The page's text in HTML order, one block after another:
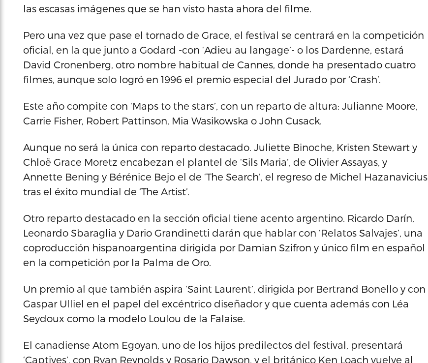
las escasas imágenes que se han visto hasta ahora del filme.
Pero una vez que pase el tornado de Grace, el festival se centrará en la competición
oficial, en la que junto a Godard -con ‘Adieu au langage’- o los Dardenne, estará
David Cronenberg, otro nombre habitual de Cannes, donde ha presentado cuatro
filmes, aunque solo logró en 1996 el premio especial del Jurado por ‘Crash’.
Este año compite con ‘Maps to the stars’, con un reparto de altura: Julianne Moore,
Carrie Fisher, Robert Pattinson, Mia Wasikowska o John Cusack.
Aunque no será la única con reparto destacado. Juliette Binoche, Kristen Stewart y
Chloë Grace Moretz encabezan el plantel de ‘Sils Maria’, de Olivier Assayas, y
Annette Bening y Bérénice Bejo el de ‘The Search’, el regreso de Michel Hazanavicius
tras el éxito mundial de ‘The Artist’.
Otro reparto destacado en la sección oficial tiene acento argentino. Ricardo Darín,
Leonardo Sbaraglia y Dario Grandinetti darán que hablar con ‘Relatos Salvajes’, una
coproducción hispanoargentina dirigida por Damian Szifron y único film en español
en la competición por la Palma de Oro.
Un premio al que también aspira ‘Saint Laurent’, dirigida por Bertrand Bonello y con
Gaspar Ulliel en el papel del excéntrico diseñador y que cuenta además con Léa
Seydoux como la modelo Loulou de la Falaise.
El canadiense Atom Egoyan, uno de los hijos predilectos del festival, presentará
‘Captives’, con Ryan Reynolds y Rosario Dawson, y el británico Ken Loach vuelve al